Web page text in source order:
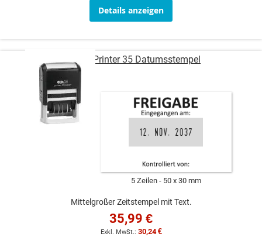
Details anzeigen
COLOP Printer 35 Datumsstempel
5 Zeilen 50 x 30 mm
Mittelgroßer Zeitstempel mit Text.
35,99 €
30,24 €